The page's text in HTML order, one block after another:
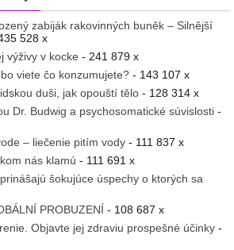
zabiják rakovinných buněk – Silnější
528 x
výživy v kocke - 241 879 x
viete čo konzumujete? - 143 107 x
duši, jak opouští tělo - 128 314 x
Dr. Budwig a psychosomatické súvislosti -
– liečenie pitím vody - 111 837 x
nás klamú - 111 691 x
šokujúce úspechy o ktorých sa
PROBUZENÍ - 108 687 x
Objavte jej zdraviu prospešné účinky -